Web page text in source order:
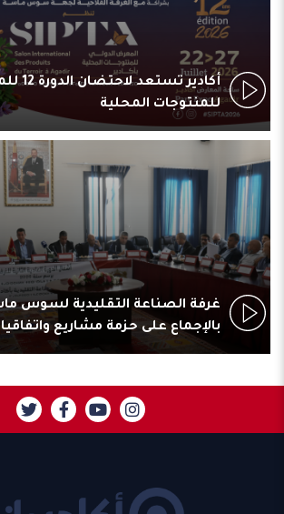
أكادير
للمنتوجات المحلية
غرفة الصناعة التقليدية لسوس
بالإجماع على حزمة مشاريع